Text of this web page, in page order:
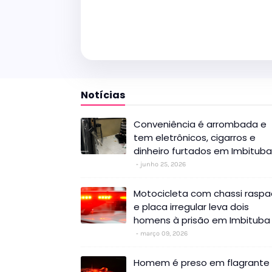
Notícias
Conveniência é arrombada e
tem eletrônicos, cigarros e
dinheiro furtados em Imbituba
junho 25, 2026
Motocicleta com chassi
e placa irregular leva dois
homens à prisão em Imbituba
março 09, 2026
Homem é preso em flagrante